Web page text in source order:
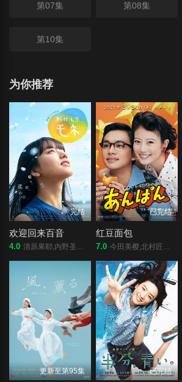
第07集 第08集
第10集
为你推荐
完结
欢迎回来百音
4.0 清原果耶,内野圣阳,铃木京香,莳田彩珠,藤龙也,竹下景子,永濑廉,恒松祐里,前田航基,高田彪我,浅野忠信,今田美樱,清水寻也,高冈早纪,玉置玲央,森田望智,菅原小春,井上顺,麻衣子
已完结
红豆面包
7.0 今田美樱,北村匠海,二宫和也,松岛菜菜子,加濑亮,江口德子,河合优实,原菜乃华,吉田钢太郎,细田佳央太,竹野内丰,中泽元纪,高桥文哉,志田彩良,山寺宏一,阿部隆史
更新至第95集 已完结